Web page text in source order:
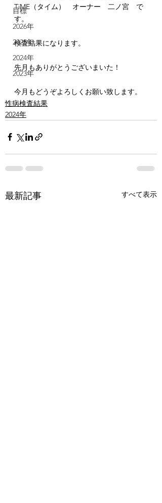
目標
2026年
2025年
2024年
2023年
TiME（タイム）　オーナー　二ノ宮　で
す。
検査結果になります。
先月もありがとうございまいた！
今月もどうぞよろしくお願い致します。
性病検査結果
2024年
最新記事 すべて表示